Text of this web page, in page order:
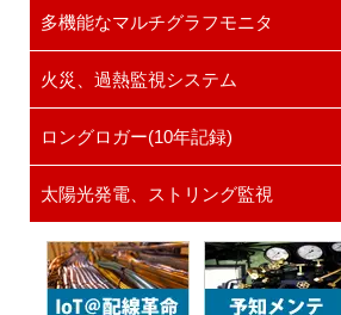
多機能なマルチグラフモニタ
火災、過熱監視システム
ロングロガー(10年記録)
太陽光発電、ストリング監視